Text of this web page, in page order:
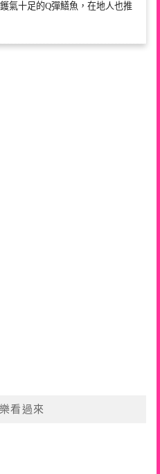
氣十足的Q彈鱔魚，在地人也推
看過來